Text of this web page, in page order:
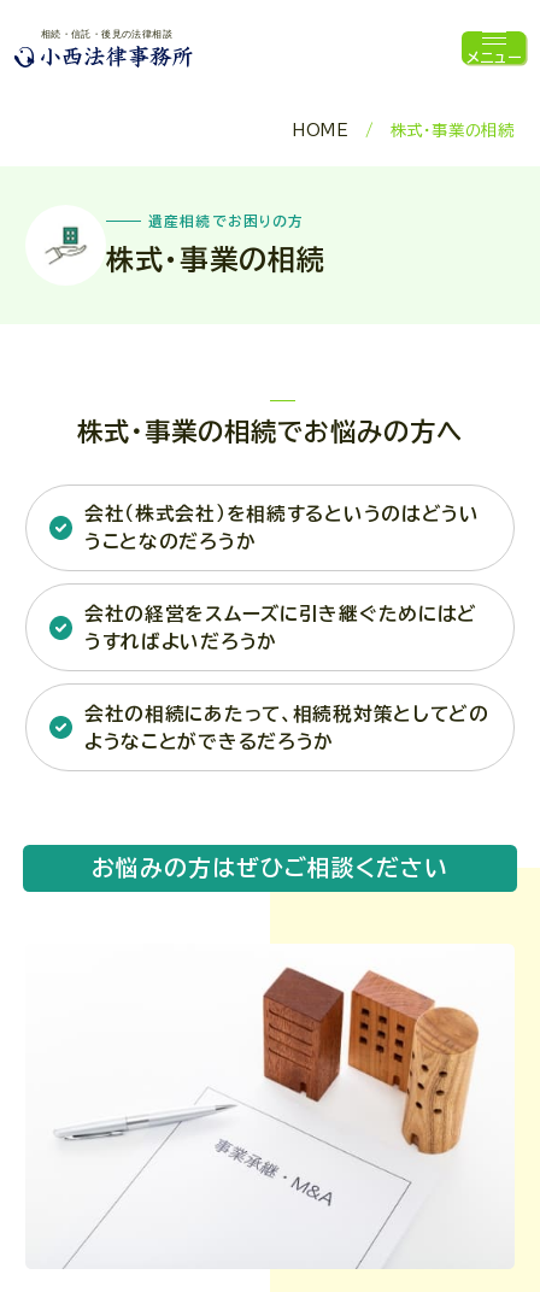
メニュー
HOME 株式・事業の相続
遺産相続でお困りの方
株式・事業の相続
株式・事業の相続でお悩みの方へ
会社（株式会社）を相続するというのはどうい
うことなのだろうか
会社の経営をスムーズに引き継ぐためにはど
うすればよいだろうか
会社の相続にあたって、相続税対策としてどの
ようなことができるだろうか
お悩みの方はぜひご相談ください